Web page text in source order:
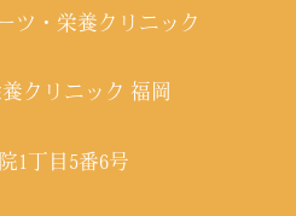
・栄養クリニック
クリニック 福岡
1丁目5番6号